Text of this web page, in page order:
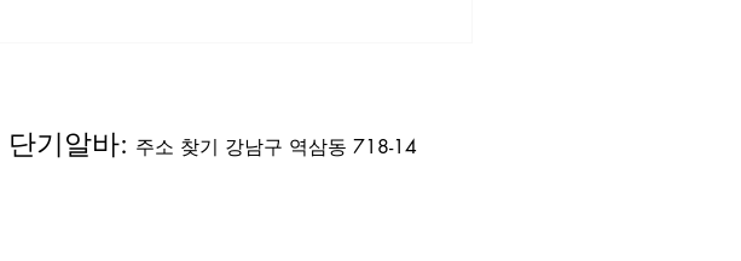
단기알바: 주소 찾기 강남구 역삼동 718-14